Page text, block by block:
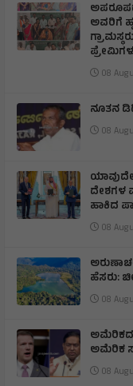
ಅವರಿಗೆ
08
ನೂತನ
08
ದೇಶಗಳ
ಹಾಕಿದ
08
ಹೆಸರು:
08
ಅಮೆರಿಕ
08